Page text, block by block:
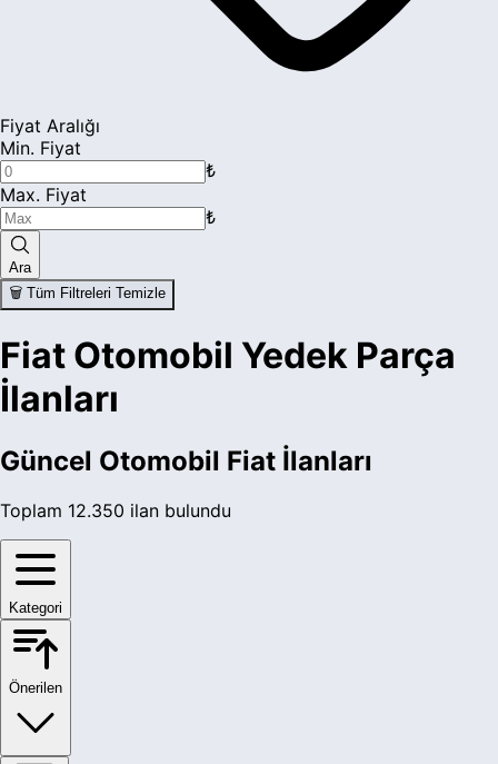
Fiyat Aralığı
Min. Fiyat
₺
Max. Fiyat
₺
Ara
🗑️ Tüm Filtreleri Temizle
Fiat Otomobil Yedek Parça
İlanları
Güncel Otomobil Fiat İlanları
Toplam 12.350 ilan bulundu
Kategori
Önerilen